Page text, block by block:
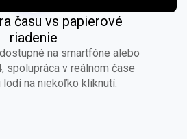
času vs papierové
riadenie
na smartfóne alebo
spolupráca v reálnom čase
lodí na niekoľko kliknutí.